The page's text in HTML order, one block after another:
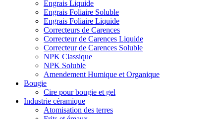
Engrais Liquide
Engrais Foliaire Soluble
Engrais Foliaire Liquide
Correcteurs de Carences
Correcteur de Carences Liquide
Correcteur de Carences Soluble
NPK Classique
NPK Soluble
Amendement Humique et Organique
Bougie
Cire pour bougie et gel
Industrie céramique
Atomisation des terres